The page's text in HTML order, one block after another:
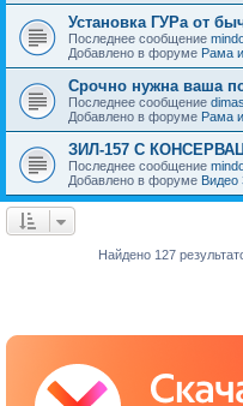
Установка ГУРа от
Последнее сообщение
Добавлено в форуме Рама
Срочно нужна ваша
Последнее сообщение
Добавлено в форуме Рама
ЗИЛ-157 С
Последнее сообщение
Добавлено в форуме
Найдено 127